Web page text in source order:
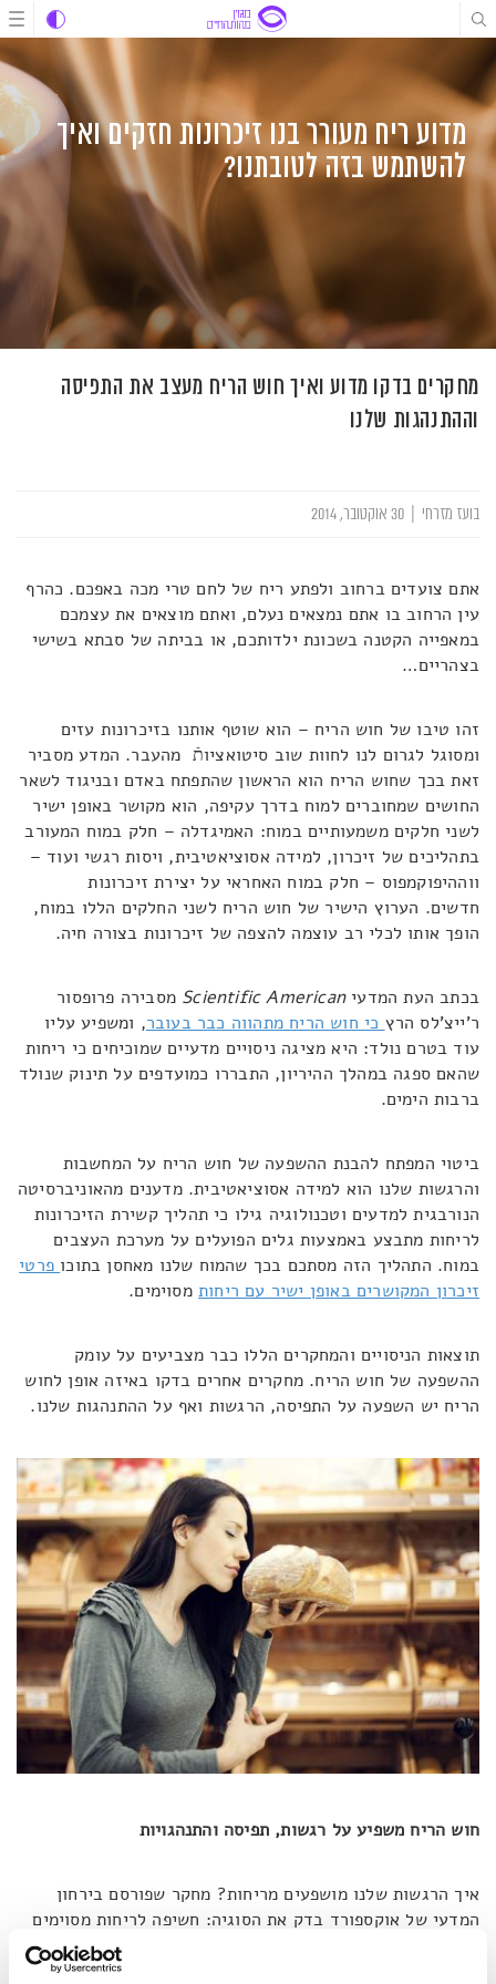
דלג
לתוכן
דלג
דלג
מדוע ריח מעורר בנו זיכרונות חזקים ואיך
להשתמש בזה לטובתנו?
מחקרים בדקו מדוע ואיך חוש הריח מעצב את התפיסה
וההתנהגות שלנו
בועז מזרחי
אתם צועדים ברחוב ולפתע ריח של לחם טרי מכה באפכם. כהרף
עין הרחוב בו אתם נמצאים נעלם, ואתם מוצאים את עצמכם
במאפייה הקטנה בשכונת ילדותכם, או בביתה של סבתא בשישי
בצהריים…
זהו טיבו של חוש הריח – הוא שוטף אותנו בזיכרונות עזים
ומסוגל לגרום לנו לחוות שוב סיטואציותֿ מהעבר. המדע מסביר
זאת בכך שחוש הריח הוא הראשון שהתפתח באדם ובניגוד לשאר
החושים שמחוברים למוח בדרך עקיפה, הוא מקושר באופן ישיר
לשני חלקים משמעותיים במוח: האמיגדלה – חלק במוח המעורב
בתהליכים של זיכרון, למידה אסוציאטיבית, ויסות רגשי ועוד –
ווההיפוקמפוס – חלק במוח האחראי על יצירת זיכרונות
חדשים. הערוץ הישיר של חוש הריח לשני החלקים הללו במוח,
הופך אותו לכלי רב עוצמה להצפה של זיכרונות בצורה חיה.
בכתב העת המדעיScientific American מסבירה פרופסור
ר'ייצ'לס הרץ כי חוש הריח מתהווה כבר בעובר, ומשפיע עליו
עוד בטרם נולד: היא מציגה ניסויים מדעיים שמוכיחים כי ריחות
שהאם ספגה במהלך ההיריון, התבררו כמועדפים על תינוק שנולד
ברבות הימים.
ביטוי המפתח להבנת ההשפעה של חוש הריח על המחשבות
והרגשות שלנו הוא למידה אסוציאטיבית. מדענים מהאוניברסיטה
הנורבגית למדעים וטכנולוגיה גילו כי תהליך קשירת הזיכרונות
לריחות מתבצע באמצעות גלים הפועלים על מערכת העצבים
במוח. התהליך הזה מסתכם בכך שהמוח שלנו מאחסן בתוכו פרטי
זיכרון המקושרים באופן ישיר עם ריחות מסוימים.
תוצאות הניסויים והמחקרים הללו כבר מצביעים על עומק
ההשפעה של חוש הריח. מחקרים אחרים בדקו באיזה אופן לחוש
הריח יש השפעה על התפיסה, הרגשות ואף על ההתנהגות שלנו.
חוש הריח משפיע על רגשות, תפיסה והתנהגויות
איך הרגשות שלנו מושפעים מריחות? מחקר שפורסם בירחון
המדעי של אוקספורד בדק את הסוגיה: חשיפה לריחות מסוימים
הביאה לשינוי התפיסה אצל הנבדקים
. אם נחבר את הדברים הללו עם